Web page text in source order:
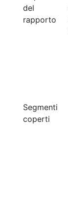
del
rapporto
Segmenti
coperti